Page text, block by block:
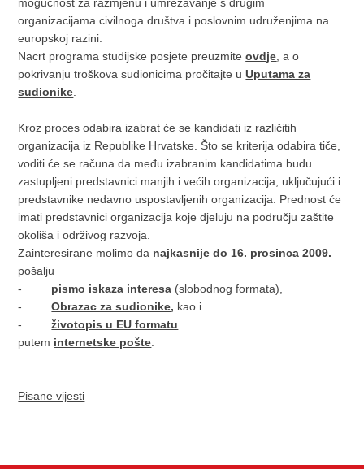
organizacijama civilnoga društva i poslovnim udruženjima na
europskoj razini.
Nacrt programa studijske posjete preuzmiteovdje , a o
pokrivanju troškova sudionicima pročitajte uUputama za
sudionike
Kroz proces odabira izabrat će se kandidati iz različitih
organizacija iz Republike Hrvatske. Što se kriterija odabira tiče,
voditi će se računa da među izabranim kandidatima budu
zastupljeni predstavnici manjih i većih organizacija, uključujući i
predstavnike nedavno uspostavljenih organizacija. Prednost će
imati predstavnici organizacija koje djeluju na području zaštite
okoliša i održivog razvoja.
Zainteresirane molimo da najkasnije do 16. prosinca 2009.
pošalju
-
pismo iskaza interesa (slobodnog formata),
-
Obrazac za sudionike, kao i
-
životopis u EU formatu
putem internetske pošte
Pisane vijesti